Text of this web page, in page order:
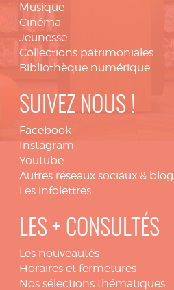
Musique
Cinéma
Jeunesse
Collections patrimoniales
Bibliothèque numérique
SUIVEZ NOUS !
Facebook
Instagram
Youtube
Autres réseaux sociaux &
Les infolettres
LES + CONSULTÉS
Les nouveautés
Horaires et fermetures
Nos sélections thématiques